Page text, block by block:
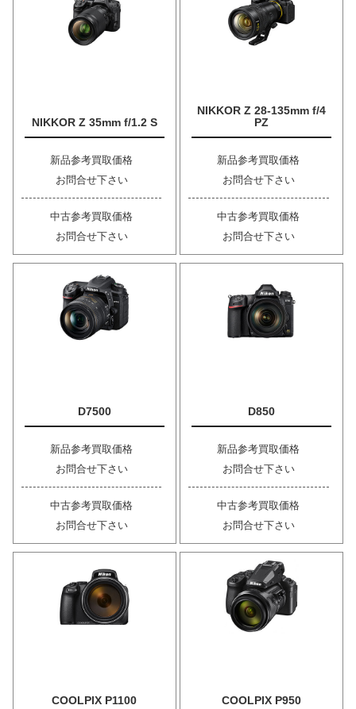
NIKKOR Z 35mm f/1.2 S
新品参考買取価格
お問合せ下さい
中古参考買取価格
お問合せ下さい
NIKKOR Z 28-135mm f/4
PZ
新品参考買取価格
お問合せ下さい
中古参考買取価格
お問合せ下さい
D7500
新品参考買取価格
お問合せ下さい
中古参考買取価格
お問合せ下さい
D850
新品参考買取価格
お問合せ下さい
中古参考買取価格
お問合せ下さい
COOLPIX P1100 COOLPIX P950